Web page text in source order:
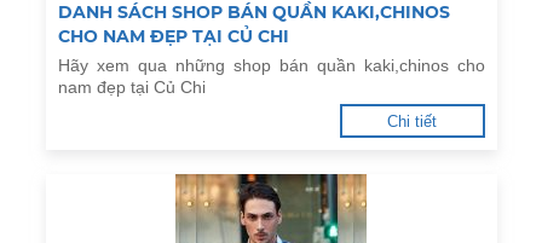
DANH SÁCH SHOP BÁN QUẦN KAKI,CHINOS
CHO NAM ĐẸP TẠI CỦ CHI
Hãy xem qua những shop bán quần kaki,chinos cho
nam đẹp tại Củ Chi
Chi tiết